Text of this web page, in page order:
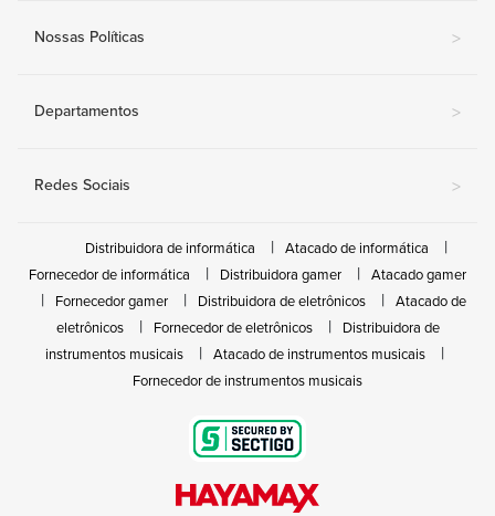
Nossas Políticas >
Departamentos >
Redes Sociais >
Distribuidora de informática
Atacado de informática
Fornecedor de informática
Distribuidora gamer
Atacado gamer
Fornecedor gamer
Distribuidora de eletrônicos
Atacado de
eletrônicos
Fornecedor de eletrônicos
Distribuidora de
instrumentos musicais
Atacado de instrumentos musicais
Fornecedor de instrumentos musicais